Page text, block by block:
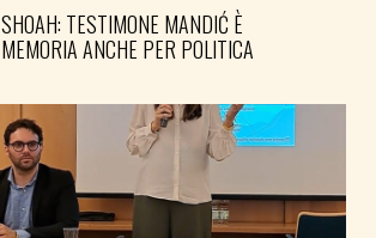
SHOAH: TESTIMONE MANDIĆ È
MEMORIA ANCHE PER POLITICA